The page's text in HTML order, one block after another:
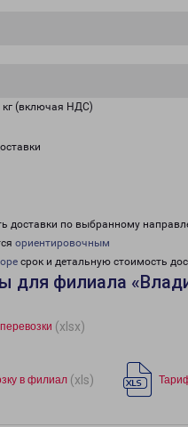
кг (включая НДС)
доставки по выбранному
ориентировочным
срок и детальную стоимость
для филиала
(xlsx)
в филиал (xls)